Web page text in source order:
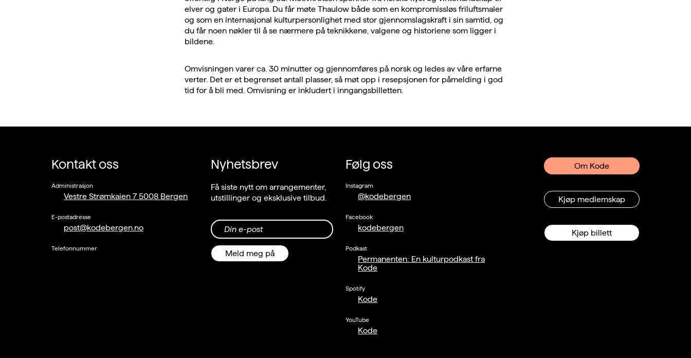
elver og gater i Europa. Du får møte Thaulow både som en kompromissløs friluftsmaler
og som en internasjonal kulturpersonlighet med stor gjennomslagskraft i sin samtid, og
du får noen nøkler til å se nærmere på teknikkene, valgene og historiene som ligger i
bildene.
Omvisningen varer ca. 30 minutter og gjennomføres på norsk og ledes av våre erfarne
verter. Det er et begrenset antall plasser, så møt opp i resepsjonen for påmelding i god
tid for å bli med. Omvisning er inkludert i inngangsbilletten.
Kontakt oss
Administrasjon
Vestre Strømkaien 7 5008 Bergen
E-postadresse
post@kodebergen.no
Telefonnummer
Nyhetsbrev
Få siste nytt om arrangementer,
utstillinger og eksklusive tilbud.
Din e-post
Meld meg på
Følg oss
Instagram
@kodebergen
Facebook
kodebergen
Podkast
Permanenten: En kulturpodkast fra
Kode
Spotify
Kode
YouTube
Kode
Om Kode
Kjøp medlemskap
Kjøp billett